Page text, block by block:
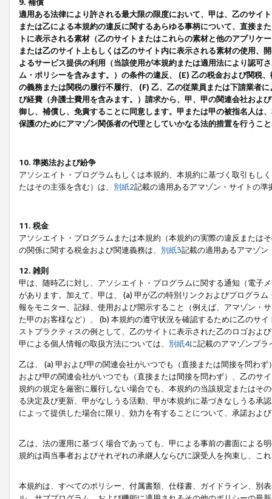
9. 補償
適用ある法律により許される最大限の限度において、甲は、乙のサイ
または乙による本規約の違反に関するあらゆる事柄について、直接ま
トに表示される素材（乙のサイトまたはこれらの素材と他のアプリ
または乙のサイト上もしくは乙のサイト内に表示される素材の使用、
よるサービス提供の利用（当該使用が本規約または適用法により認可
ム・ポリシーを含みます。）の条件の違反、 (E) 乙の税金および関税
の義務または関税の履行不履行、 (F) 乙、乙の従業員または下請業者
び経費（弁護士費用を含みます。）請求から、甲、甲の関連会社およ
御し、補償し、免責することに同意します。甲または甲の被指名人は
保護のためにアマゾン関係者の代理としていかなる法的措置を行うこ
10. 準拠法および紛争
アソシエイト・プログラムもしくは本規約、本規約に基づく取引もし
たはその主張を含む）は、 別紙2記載の適用あるアマゾン・サイトの
11. 税金
アソシエイト・プログラムまたは本規約（本規約の実際の違反または
の関係に関する税金および関連義務は、 別紙3記載の適用あるアマゾン
12. 雑則
甲は、随時乙に対し、アソシエイト・プログラムに関する通知（電子
があります。加えて、甲は、 (a) 甲が乙の特別リンクおよびプログラ
報をモニター、記録、使用および開示すること（例えば、アマゾン・
た甲のお客様など）、 (b) 本規約の遵守状況を確認するために乙のサ
ストプラクティスの例として、乙のサイトに表示された乙のロゴおよ
甲による個人情報の取扱方法については、 別紙4に記載のアマゾンプ
乙は、 (a) 甲および甲の関連会社がいつでも（直接または間接を問わ
および甲の関連会社がいつでも（直接または間接を問わず）、乙のサ
規約の規定を厳密に履行しない場合でも、本規約の当該規定またはそ
る決定及び更新、甲がなしうる活動、甲が本規約に基づきなしうる承
によって提供した場合に限り、効力を有することについて、承諾およ
乙は、法の運用に基づく場合であっても、甲による事前の書面による
規約は両当事者およびそれぞれの承継人ならびに譲受人を拘束し、こ
本規約は、すべてのポリシー、付属書類、仕様書、ガイドライン、別